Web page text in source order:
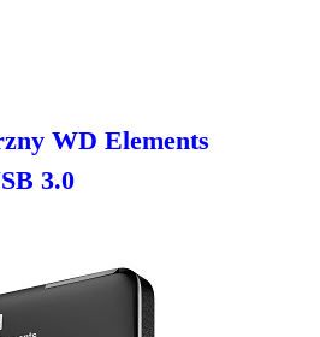
WD Elements
3.0